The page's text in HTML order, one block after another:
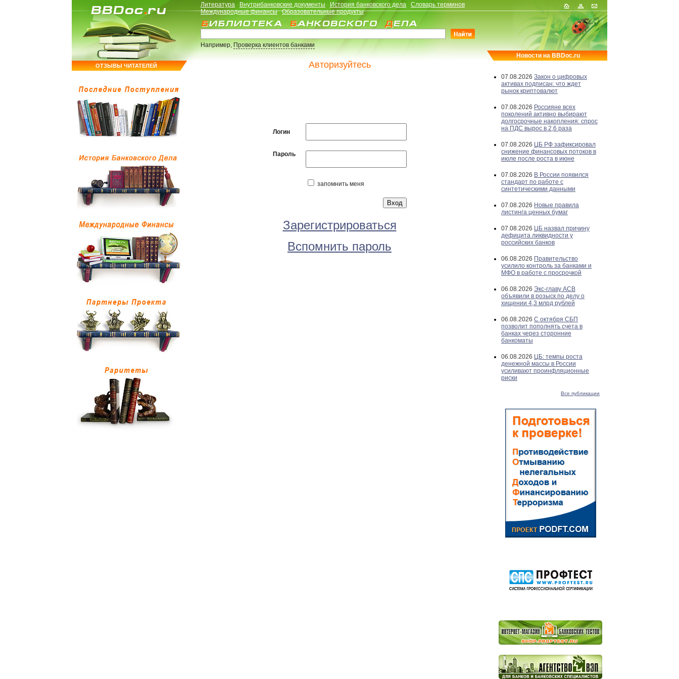
ОТЗЫВЫ ЧИТАТЕЛЕЙ
Литература Внутрибанковские документы История банковского дела
Словарь терминов
Международные финансы
Образовательные продукты
Например,Проверка клиентов банками
Авторизуйтесь
Логин
Пароль
запомнить меня
Зарегистрироваться
Вспомнить пароль
Новости на BBDoc.ru
07.08.2026 Закон о цифровых
активах подписан: что ждет
рынок криптовалют
07.08.2026 Россияне всех
поколений активно выбирают
долгосрочные накопления: спрос
на ПДС вырос в 2,6 раза
07.08.2026 ЦБ РФ зафиксировал
снижение финансовых потоков в
июле после роста в июне
07.08.2026 В России появился
стандарт по работе с
синтетическими данными
07.08.2026 Новые правила
листинга ценных бумаг
07.08.2026 ЦБ назвал причину
дефицита ликвидности у
российских банков
06.08.2026 Правительство
усилило контроль за банками и
МФО в работе с просрочкой
06.08.2026 Экс-главу АСВ
объявили в розыск по делу о
хищении 4,3 млрд рублей
06.08.2026 С октября СБП
позволит пополнять счета в
банках через сторонние
банкоматы
06.08.2026 ЦБ: темпы роста
денежной массы в России
усиливают проинфляционные
риски
Все публикации